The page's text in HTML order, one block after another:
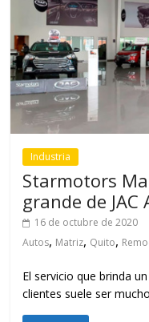
Industria
Starmotors
grande de
16 de octubre de 2020
Autos, Matriz, Quito,
El servicio que brinda
clientes suele ser